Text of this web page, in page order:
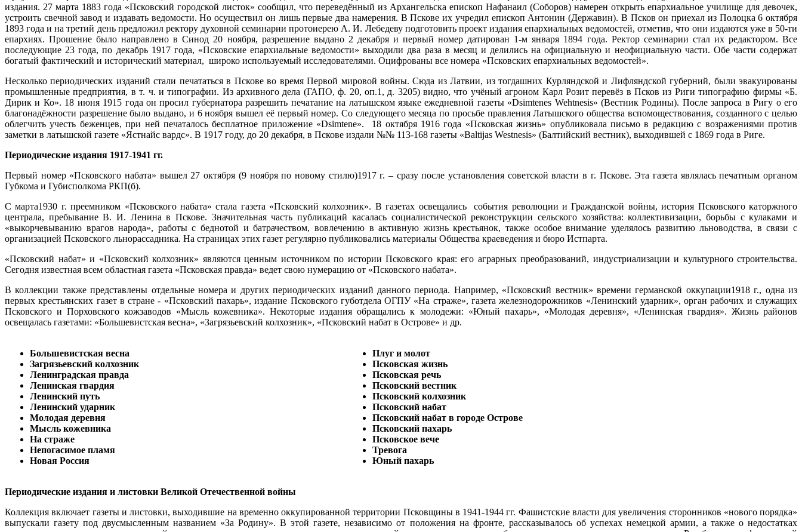
издания. 27 марта 1883 года «Псковский городской листок» сообщил, что переведённый из Архангельска епископ Нафанаил (Соборов) намерен открыть епархиальное училище для девочек,
устроить свечной завод и издавать ведомости. Но осуществил он лишь первые два намерения. В Пскове их учредил епископ Антонин (Державин). В Псков он приехал из Полоцка 6 октября
1893 года и на третий день предложил ректору духовной семинарии протоиерею А. И. Лебедеву подготовить проект издания епархиальных ведомостей, отметив, что они издаются уже в 50-ти
епархиях. Прошение было направлено в Синод 20 ноября, разрешение выдано 2 декабря и первый номер датирован 1-м января 1894 года. Ректор семинарии стал их редактором. Все
последующие 23 года, по декабрь 1917 года, «Псковские епархиальные ведомости» выходили два раза в месяц и делились на официальную и неофициальную части. Обе части содержат
богатый фактический и исторический материал, широко используемый исследователями. Оцифрованы все номера «Псковских епархиальных ведомостей».
Несколько периодических изданий стали печататься в Пскове во время Первой мировой войны. Сюда из Латвии, из тогдашних Курляндской и Лифляндской губерний, были эвакуированы
промышленные предприятия, в т. ч. и типографии. Из архивного дела (ГАПО, ф. 20, оп.1, д. 3205) видно, что учёный агроном Карл Розит перевёз в Псков из Риги типографию фирмы «Б.
Дирик и Ко». 18 июня 1915 года он просил губернатора разрешить печатание на латышском языке ежедневной газеты «Dsimtenes Wehtnesis» (Вестник Родины). После запроса в Ригу о его
благонадёжности разрешение было выдано, и 6 ноября вышел её первый номер. Со следующего месяца по просьбе правления Латышского общества вспомоществования, созданного с целью
облегчить учесть беженцев, при ней печаталось бесплатное приложение «Dsimtene». 18 октября 1916 года «Псковская жизнь» опубликовала письмо в редакцию с возражениями против
заметки в латышской газете «Ястнайс вардс». В 1917 году, до 20 декабря, в Пскове издали №№ 113-168 газеты «Baltijas Westnesis» (Балтийский вестник), выходившей с 1869 года в Риге.
Периодические издания 1917-1941 гг.
Первый номер «Псковского набата» вышел 27 октября (9 ноября по новому стилю)1917 г. – сразу после установления советской власти в г. Пскове. Эта газета являлась печатным органом
Губкома и Губисполкома РКП(б).
С марта1930 г. преемником «Псковского набата» стала газета «Псковский колхозник». В газетах освещались события революции и Гражданской войны, история Псковского каторжного
централа, пребывание В. И. Ленина в Пскове. Значительная часть публикаций касалась социалистической реконструкции сельского хозяйства: коллективизации, борьбы с кулаками и
«выкорчевыванию врагов народа», работы с беднотой и батрачеством, вовлечению в активную жизнь крестьянок, также особое внимание уделялось развитию льноводства, в связи с
организацией Псковского льнорассадника. На страницах этих газет регулярно публиковались материалы Общества краеведения и бюро Истпарта.
«Псковский набат» и «Псковский колхозник» являются ценным источником по истории Псковского края: его аграрных преобразований, индустриализации и культурного строительства.
Сегодня известная всем областная газета «Псковская правда» ведет свою нумерацию от «Псковского набата».
В коллекции также представлены отдельные номера и других периодических изданий данного периода. Например, «Псковский вестник» времени германской оккупации1918 г., одна из
первых крестьянских газет в стране - «Псковский пахарь», издание Псковского губотдела ОГПУ «На страже», газета железнодорожников «Ленинский ударник», орган рабочих и служащих
Псковского и Порховского кожзаводов «Мысль кожевника». Некоторые издания обращались к молодежи: «Юный пахарь», «Молодая деревня», «Ленинская гвардия». Жизнь районов
освещалась газетами: «Большевистская весна», «Загрязьевский колхозник», «Псковский набат в Острове» и др.
Большевистская весна
Загрязьевский колхозник
Ленинградская правда
Ленинская гвардия
Ленинский путь
Ленинский ударник
Молодая деревня
Мысль кожевника
На страже
Непогасимое пламя
Новая Россия
Плуг и молот
Псковская жизнь
Псковская речь
Псковский вестник
Псковский колхозник
Псковский набат
Псковский набат в городе Острове
Псковский пахарь
Псковское вече
Тревога
Юный пахарь
Периодические издания и листовки Великой Отечественной войны
Коллекция включает газеты и листовки, выходившие на временно оккупированной территории Псковщины в 1941-1944 гг. Фашистские власти для увеличения сторонников «нового порядка»
выпускали газету под двусмысленным названием «За Родину». В этой газете, независимо от положения на фронте, рассказывалось об успехах немецкой армии, а также о недостатках